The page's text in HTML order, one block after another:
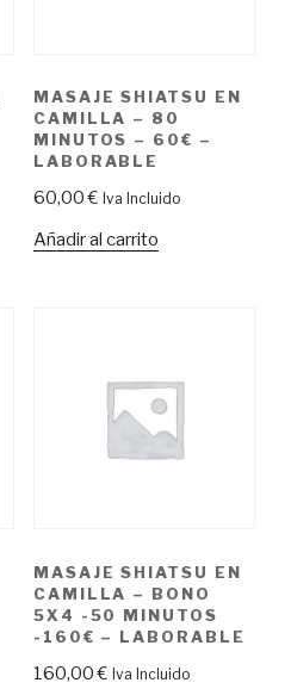
MASAJE SHIATSU EN
CAMILLA – 80
MINUTOS – 60€ –
LABORABLE
60,00€ Iva Incluido
Añadir al carrito
MASAJE SHIATSU EN
CAMILLA – BONO
5X4 -50 MINUTOS
-160€ – LABORABLE
160,00€ Iva Incluido